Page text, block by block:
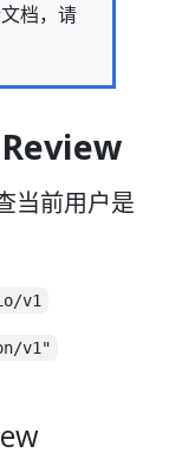
档，请
当前用户是
v1
v1"